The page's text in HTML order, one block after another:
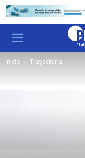
Inicio Trayectoria